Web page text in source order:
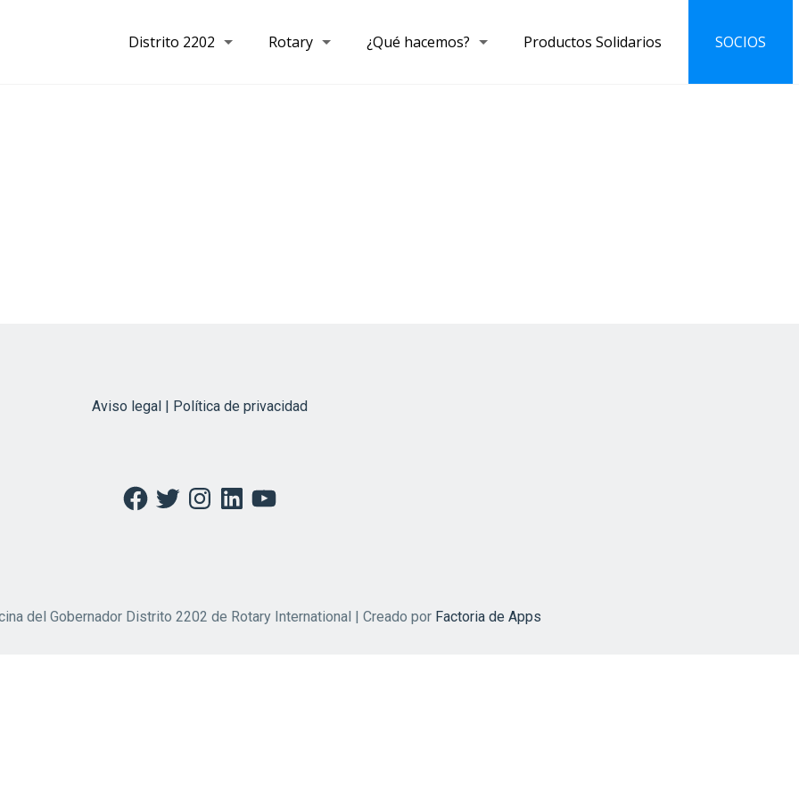
Distrito 2202 Rotary ¿Qué hacemos? Productos Solidarios SOCIOS
Aviso legal | Política de privacidad
Facebook
TwitterInstagramLinkedInYouTube
del Gobernador Distrito 2202 de Rotary International | Creado por Factoria de Apps